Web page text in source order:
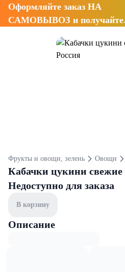
Оформляйте заказ НА
САМОВЫВОЗ и получайте
Фрукты и овощи, зелень Овощи
Кабачки цукини свежие
Недоступно для заказа
В корзину
Описание